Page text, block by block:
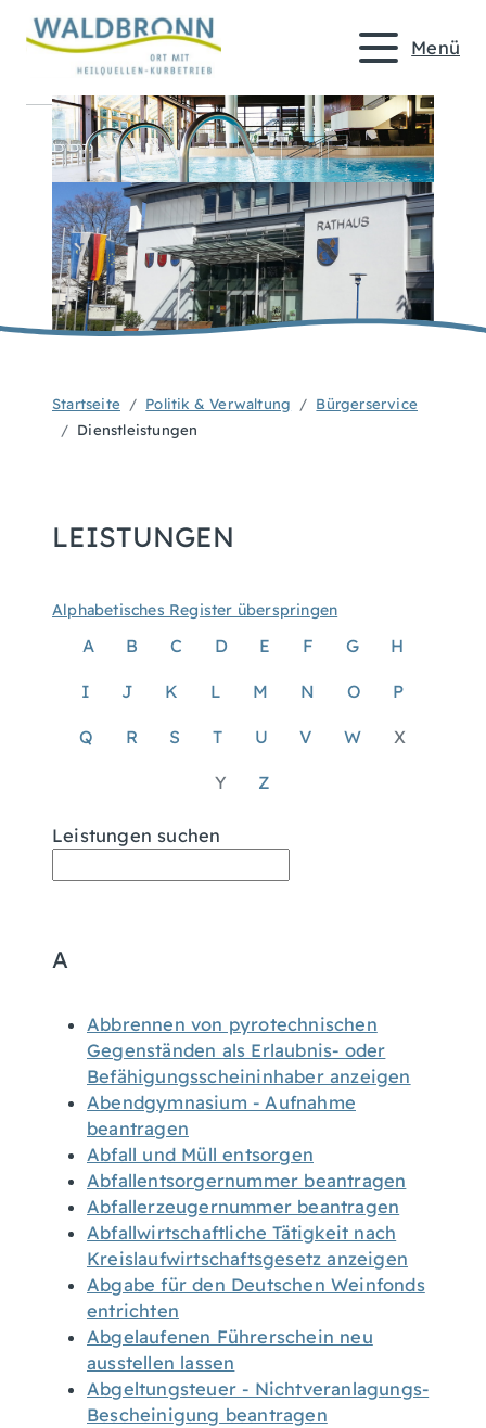
Menü
Startseite Politik & Verwaltung
Bürgerservice
Dienstleistungen
LEISTUNGEN
Alphabetisches Register überspringen
A B C D E F G H
I J K L M N O P
Q R S T U V W X
Y Z
Leistungen suchen
A
Abbrennen von pyrotechnischen
Gegenständen als Erlaubnis- oder
Befähigungsscheininhaber anzeigen
Abendgymnasium - Aufnahme
beantragen
Abfall und Müll entsorgen
Abfallentsorgernummer beantragen
Abfallerzeugernummer beantragen
Abfallwirtschaftliche Tätigkeit nach
Kreislaufwirtschaftsgesetz anzeigen
Abgabe für den Deutschen Weinfonds
entrichten
Abgelaufenen Führerschein neu
ausstellen lassen
Abgeltungsteuer - Nichtveranlagungs-
Bescheinigung beantragen